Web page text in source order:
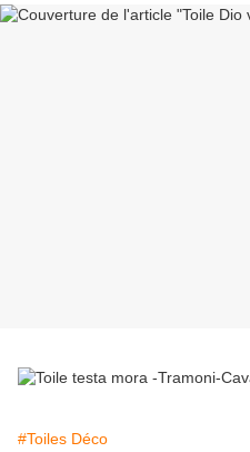
#Toiles Déco